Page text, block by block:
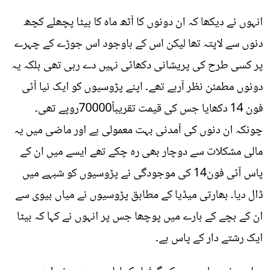
انہوں نے دیکھا کہ ان دونوں کا آٹھ ماہ کا بیٹا پچھلے کچھ
دنوں سے لاپتہ تھا لیکن اس کے باوجود اس جوڑے کے چہرے
پر کسی طرح کی پریشانی دکھائی نہیں دے رہی تھی بلکہ یہ
دونوں مطمئن نظر آرہے تھے۔ اپنے پڑوسیوں کو ایک نیا آئی
فون 14 دکھایا جس کی قیمت تقریباً70000روپے تھی۔
چونکہ ان دنوں کی آمدنی بہت معمولی ہے اور ماضی میں یہ
مالی مشکلات سے دوچار بھی رہ چکے تھے ایسے میں ان کے
پاس آئی فون14 کی موجودگی نے پڑوسیوں کو شبہے میں
ڈال دیا۔ بھارتی میڈیا کے مطابق پڑوسیوں نے میاں بیوی سے
ان کے بچے کے بارے میں پوچھا جس پر انہوں نے کہا کہ بیٹا
ایک رشتے دار کے پاس ہے۔